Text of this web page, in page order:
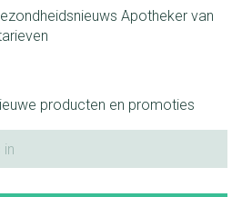
Apotheker van
producten en promoties